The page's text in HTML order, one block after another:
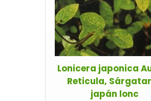
Lonicera japonica
Reticula,
japán lonc